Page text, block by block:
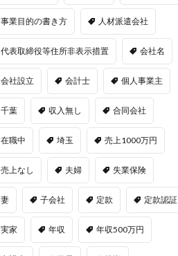
事業目的の書き方 人材派遣会社
代表取締役等住所非表示措置 会社名
会社設立 会計士 個人事業主
千葉 収入無し 合同会社
在職中 埼玉 売上1000万円
売上なし 夫婦 失業保険
妻 子会社 定款 定款認証
実家 年収 年収500万円